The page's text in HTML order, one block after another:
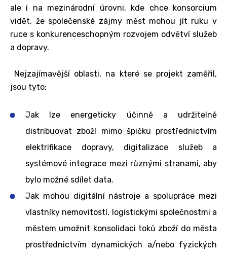
ale i na mezinárodní úrovni, kde chce konsorcium
vidět, že společenské zájmy měst mohou jít ruku v
ruce s konkurenceschopným rozvojem odvětví služeb
a dopravy.
Nejzajímavější oblasti, na které se projekt zaměřil,
jsou tyto:
Jak lze energeticky účinně a udržitelně
distribuovat zboží mimo špičku prostřednictvím
elektrifikace dopravy, digitalizace služeb a
systémové integrace mezi různými stranami, aby
bylo možné sdílet data.
Jak mohou digitální nástroje a spolupráce mezi
vlastníky nemovitostí, logistickými společnostmi a
městem umožnit konsolidaci toků zboží do města
prostřednictvím dynamických a/nebo fyzických